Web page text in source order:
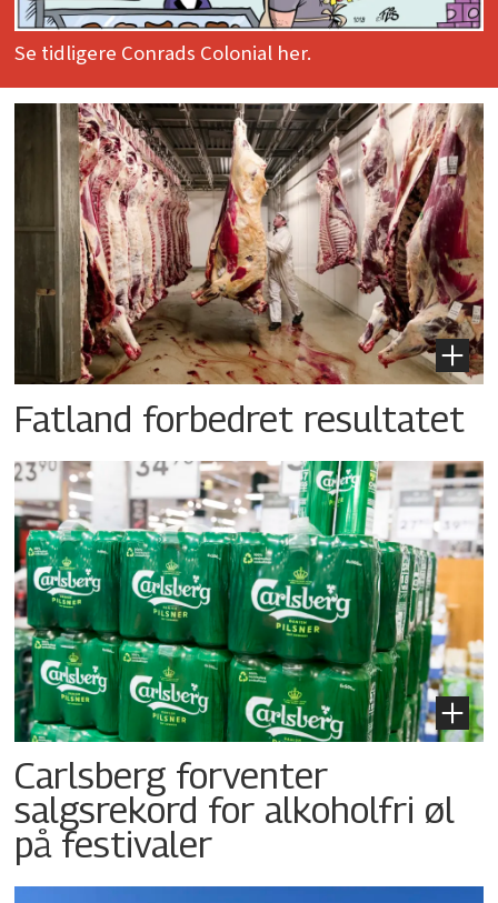
Se tidligere Conrads Colonial her.
Fatland forbedret resultatet
Carlsberg forventer
salgsrekord for alkoholfri øl
på festivaler